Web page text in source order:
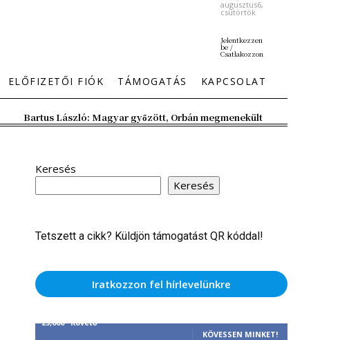
augusztus6,
csütörtök
Jelentkezzen
be /
Csatlakozzon
ELŐFIZETŐI FIÓK TÁMOGATÁS KAPCSOLAT
Bartus László: Magyar győzött, Orbán megmenekült
Keresés
Keresés
Tetszett a cikk? Küldjön támogatást QR kóddal!
Iratkozzon fel hírlevelünkre
25,000 Követő
KÖVESSEN MINKET!